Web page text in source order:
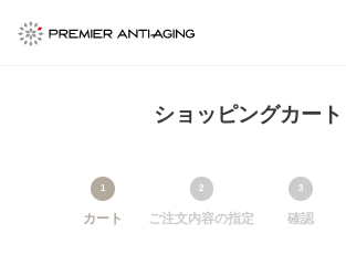
ショッピングカート
1
カート
2
ご注文内容の指定
3
確認